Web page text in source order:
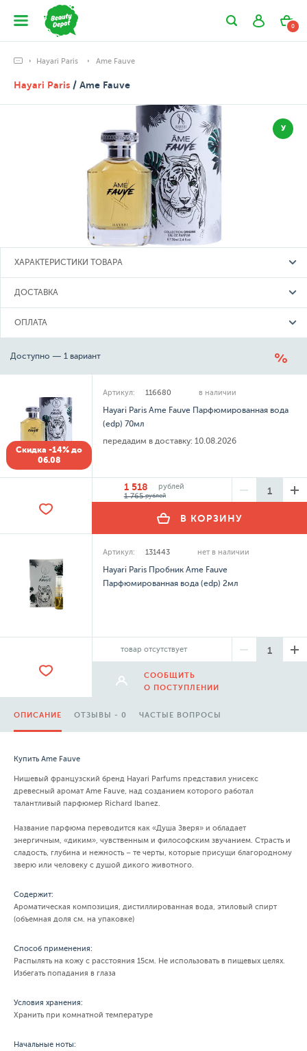
0
Hayari Paris Ame Fauve
Hayari Paris / Ame Fauve
У
ХАРАКТЕРИСТИКИ ТОВАРА
ДОСТАВКА
ОПЛАТА
Доступно — 1 вариант
Скидка -14% до
06.08
Артикул: 116680 в наличии
Hayari Paris Ame Fauve Парфюмированная вода
(edp) 70мл
передадим в доставку: 10.08.2026
1 518
рублей
1 765рублей
В КОРЗИНУ
Артикул: 131443 нет в наличии
Hayari Paris Пробник Ame Fauve
Парфюмированная вода (edp) 2мл
товар отсутствует
СООБЩИТЬ
О ПОСТУПЛЕНИИ
ОПИСАНИЕ ОТЗЫВЫ - 0 ЧАСТЫЕ ВОПРОСЫ
Купить Ame Fauve
Нишевый французский бренд Hayari Parfums представил унисекс
древесный аромат Ame Fauve, над созданием которого работал
талантливый парфюмер Richard Ibanez.
Название парфюма переводится как «Душа Зверя» и обладает
энергичным, «диким», чувственным и философским звучанием. Страсть и
сладость, глубина и нежность – те черты, которые присущи благородному
зверю или человеку с душой дикого животного.
Содержит:
Ароматическая композиция, дистиллированная вода, этиловый спирт
(объемная доля см. на упаковке)
Способ применения:
Распылять на кожу с расстояния 15см. Не использовать в пищевых целях.
Избегать попадания в глаза
Условия хранения:
Хранить при комнатной температуре
Начальные ноты: